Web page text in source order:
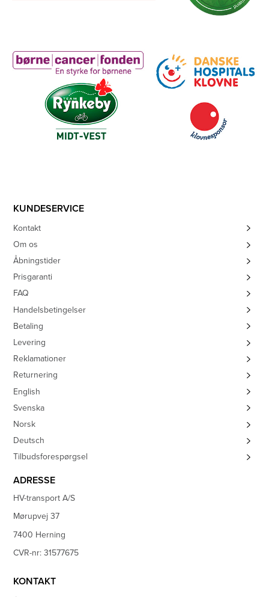
KUNDESERVICE
Kontakt
Om os
Åbningstider
Prisgaranti
FAQ
Handelsbetingelser
Betaling
Levering
Reklamationer
Returnering
English
Svenska
Norsk
Deutsch
Tilbudsforespørgsel
ADRESSE
HV-transport A/S
Mørupvej 37
7400 Herning
CVR-nr: 31577675
KONTAKT